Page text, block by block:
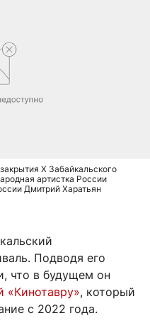
X Забайкальского
артистка России
Дмитрий Харатьян
Подводя его
что в будущем он
«Кинотавру», который
с 2022 года.